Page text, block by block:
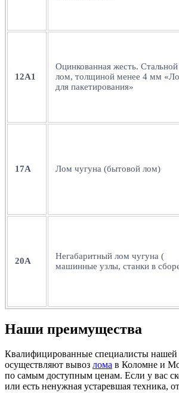
12А1
Оцинкованная жесть. Стальной
лом, толщиной менее 4 мм
для пакетирования»
17А Лом чугуна (бытовой лом)
20А
Негабаритный лом чугуна (
машинные узлы, станки в
Наши преимущества
Квалифицированные специалисты
осуществляют вывоз лома в Коломне и
по самым доступным ценам. Если у вас
или есть ненужная устаревшая техника,